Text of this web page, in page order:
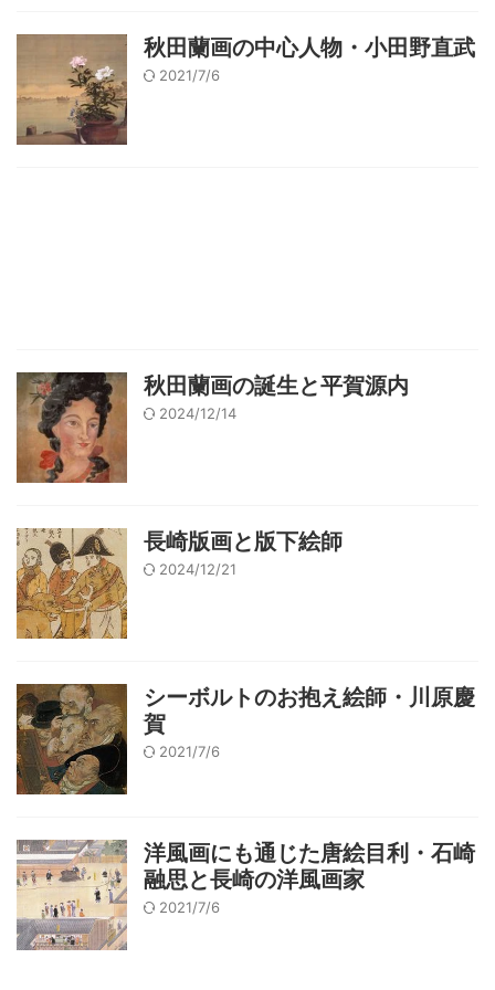
秋田蘭画の中心人物・小田野直武
2021/7/6
秋田蘭画の誕生と平賀源内
2024/12/14
長崎版画と版下絵師
2024/12/21
シーボルトのお抱え絵師・川原慶
賀
2021/7/6
洋風画にも通じた唐絵目利・石崎
融思と長崎の洋風画家
2021/7/6